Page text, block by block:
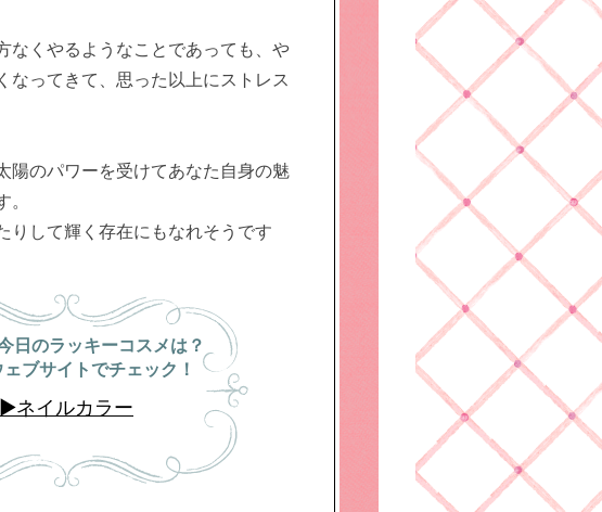
なくやるようなことであっても、や
なってきて、思った以上にストレス
陽のパワーを受けてあなた自身の魅
りして輝く存在にもなれそうです
日のラッキーコスメは？
ブサイトでチェック！
▶ネイルカラー